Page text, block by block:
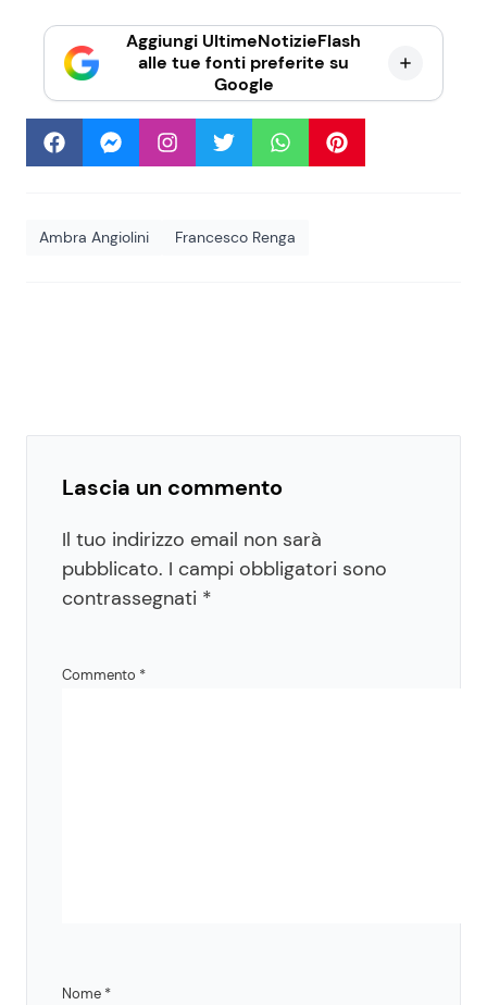
Aggiungi UltimeNotizieFlash
alle tue fonti preferite su
Google
Ambra Angiolini Francesco Renga
Lascia un commento
Il tuo indirizzo email non sarà
pubblicato. I campi obbligatori sono
contrassegnati *
Commento *
Nome *